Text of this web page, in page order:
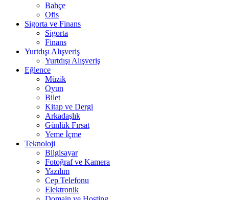
Bahçe
Ofis
Sigorta ve Finans
Sigorta
Finans
Yurtdışı Alışveriş
Yurtdışı Alışveriş
Eğlence
Müzik
Oyun
Bilet
Kitap ve Dergi
Arkadaşlık
Günlük Fırsat
Yeme İçme
Teknoloji
Bilgisayar
Fotoğraf ve Kamera
Yazılım
Cep Telefonu
Elektronik